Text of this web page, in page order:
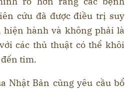
cứu đã được điều trị suy
hành và không phải là
các thủ thuật có thể khôi
tim.
Nhật Bản cũng yêu cầu bổ